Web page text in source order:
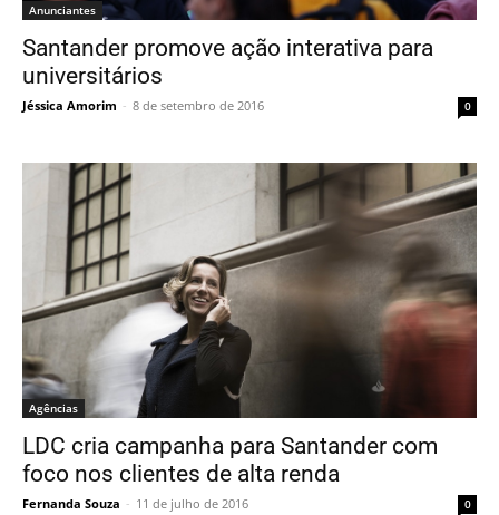
Anunciantes
Santander promove ação interativa para
universitários
Jéssica Amorim - 8 de setembro de 2016 0
Agências
LDC cria campanha para Santander com
foco nos clientes de alta renda
Fernanda Souza - 11 de julho de 2016 0